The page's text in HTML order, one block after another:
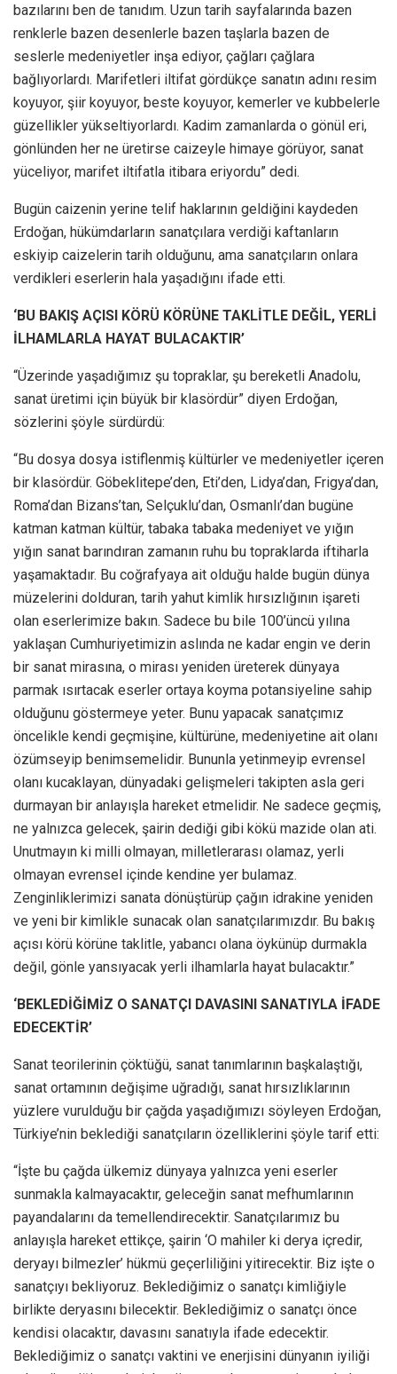
bazılarını ben de tanıdım. Uzun tarih sayfalarında bazen
renklerle bazen desenlerle bazen taşlarla bazen de
seslerle medeniyetler inşa ediyor, çağları çağlara
bağlıyorlardı. Marifetleri iltifat gördükçe sanatın adını resim
koyuyor, şiir koyuyor, beste koyuyor, kemerler ve kubbelerle
güzellikler yükseltiyorlardı. Kadim zamanlarda o gönül eri,
gönlünden her ne üretirse caizeyle himaye görüyor, sanat
yüceliyor, marifet iltifatla itibara eriyordu” dedi.
Bugün caizenin yerine telif haklarının geldiğini kaydeden
Erdoğan, hükümdarların sanatçılara verdiği kaftanların
eskiyip caizelerin tarih olduğunu, ama sanatçıların onlara
verdikleri eserlerin hala yaşadığını ifade etti.
‘BU BAKIŞ AÇISI KÖRÜ KÖRÜNE TAKLİTLE DEĞİL, YERLİ
İLHAMLARLA HAYAT BULACAKTIR’
“Üzerinde yaşadığımız şu topraklar, şu bereketli Anadolu,
sanat üretimi için büyük bir klasördür” diyen Erdoğan,
sözlerini şöyle sürdürdü:
“Bu dosya dosya istiflenmiş kültürler ve medeniyetler içeren
bir klasördür. Göbeklitepe’den, Eti’den, Lidya’dan, Frigya’dan,
Roma’dan Bizans’tan, Selçuklu’dan, Osmanlı’dan bugüne
katman katman kültür, tabaka tabaka medeniyet ve yığın
yığın sanat barındıran zamanın ruhu bu topraklarda iftiharla
yaşamaktadır. Bu coğrafyaya ait olduğu halde bugün dünya
müzelerini dolduran, tarih yahut kimlik hırsızlığının işareti
olan eserlerimize bakın. Sadece bu bile 100’üncü yılına
yaklaşan Cumhuriyetimizin aslında ne kadar engin ve derin
bir sanat mirasına, o mirası yeniden üreterek dünyaya
parmak ısırtacak eserler ortaya koyma potansiyeline sahip
olduğunu göstermeye yeter. Bunu yapacak sanatçımız
öncelikle kendi geçmişine, kültürüne, medeniyetine ait olanı
özümseyip benimsemelidir. Bununla yetinmeyip evrensel
olanı kucaklayan, dünyadaki gelişmeleri takipten asla geri
durmayan bir anlayışla hareket etmelidir. Ne sadece geçmiş,
ne yalnızca gelecek, şairin dediği gibi kökü mazide olan ati.
Unutmayın ki milli olmayan, milletlerarası olamaz, yerli
olmayan evrensel içinde kendine yer bulamaz.
Zenginliklerimizi sanata dönüştürüp çağın idrakine yeniden
ve yeni bir kimlikle sunacak olan sanatçılarımızdır. Bu bakış
açısı körü körüne taklitle, yabancı olana öykünüp durmakla
değil, gönle yansıyacak yerli ilhamlarla hayat bulacaktır.”
‘BEKLEDİĞİMİZ O SANATÇI DAVASINI SANATIYLA İFADE
EDECEKTİR’
Sanat teorilerinin çöktüğü, sanat tanımlarının başkalaştığı,
sanat ortamının değişime uğradığı, sanat hırsızlıklarının
yüzlere vurulduğu bir çağda yaşadığımızı söyleyen Erdoğan,
Türkiye’nin beklediği sanatçıların özelliklerini şöyle tarif etti:
“İşte bu çağda ülkemiz dünyaya yalnızca yeni eserler
sunmakla kalmayacaktır, geleceğin sanat mefhumlarının
payandalarını da temellendirecektir. Sanatçılarımız bu
anlayışla hareket ettikçe, şairin ‘O mahiler ki derya içredir,
deryayı bilmezler’ hükmü geçerliliğini yitirecektir. Biz işte o
sanatçıyı bekliyoruz. Beklediğimiz o sanatçı kimliğiyle
birlikte deryasını bilecektir. Beklediğimiz o sanatçı önce
kendisi olacaktır, davasını sanatıyla ifade edecektir.
Beklediğimiz o sanatçı vaktini ve enerjisini dünyanın iyiliği